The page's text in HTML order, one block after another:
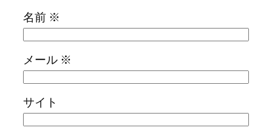
名前 ※
メール ※
サイト